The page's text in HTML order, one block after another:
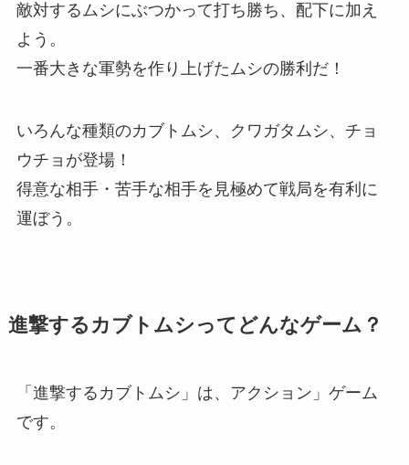
敵対するムシにぶつかって打ち勝ち、配下に加え
よう。
一番大きな軍勢を作り上げたムシの勝利だ！
いろんな種類のカブトムシ、クワガタムシ、チョ
ウチョが登場！
得意な相手・苦手な相手を見極めて戦局を有利に
運ぼう。
進撃するカブトムシってどんなゲーム？
「進撃するカブトムシ」は、アクション」ゲーム
です。